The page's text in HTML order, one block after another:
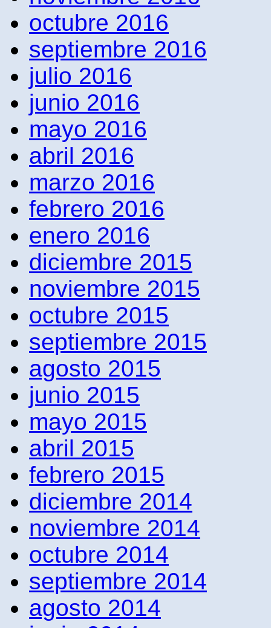
octubre 2016
septiembre 2016
julio 2016
junio 2016
mayo 2016
abril 2016
marzo 2016
febrero 2016
enero 2016
diciembre 2015
noviembre 2015
octubre 2015
septiembre 2015
agosto 2015
junio 2015
mayo 2015
abril 2015
febrero 2015
diciembre 2014
noviembre 2014
octubre 2014
septiembre 2014
agosto 2014